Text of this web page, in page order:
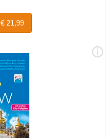
Bestel € 21,99